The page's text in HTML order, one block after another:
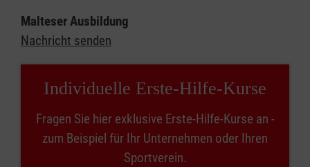
Malteser Ausbildung
Nachricht senden
Individuelle Erste-Hilfe-Kurse
Fragen Sie hier exklusive Erste-Hilfe-Kurse an -
zum Beispiel für Ihr Unternehmen oder Ihren
Sportverein.